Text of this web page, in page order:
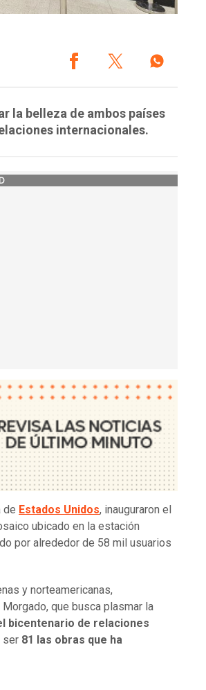
la belleza de ambos países
internacionales.
de Estados Unidos, inauguraron el
ubicado en la estación
por alrededor de 58 mil usuarios
y norteamericanas,
que busca plasmar la
bicentenario de relaciones
ser 81 las obras que ha